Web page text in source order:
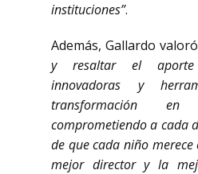
instituciones”.
Además, Gallardo
y resaltar el aporte
innovadoras y
transformación
comprometiendo a cada
de que cada niño
mejor director y la